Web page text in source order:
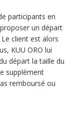
participants en
un départ
client est alors
KUU ORO lui
départ la taille du
supplément
remboursé ou